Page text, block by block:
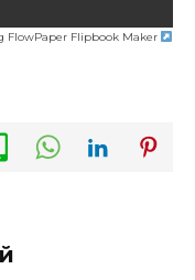
FlowPaper Flipbook Maker